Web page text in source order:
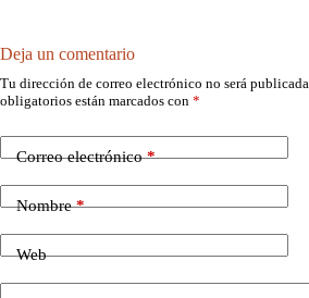
Deja un comentario
Tu dirección de correo electrónico no será publicada.
obligatorios están marcados con *
Correo electrónico*
Nombre*
Web